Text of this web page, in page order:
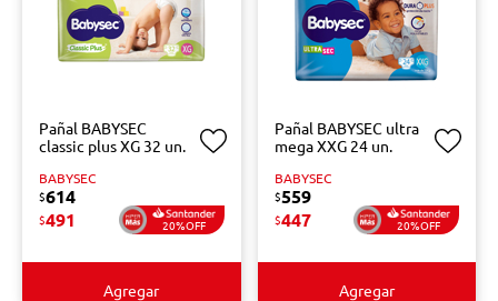
Pañal BABYSEC
classic plus XG 32 un.
BABYSEC
$614
$491 20%OFF
Agregar
Pañal BABYSEC ultra
mega XXG 24 un.
BABYSEC
$559
$447 20%OFF
Agregar